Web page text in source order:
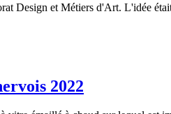
Design et Métiers d'Art. L'idée
2022